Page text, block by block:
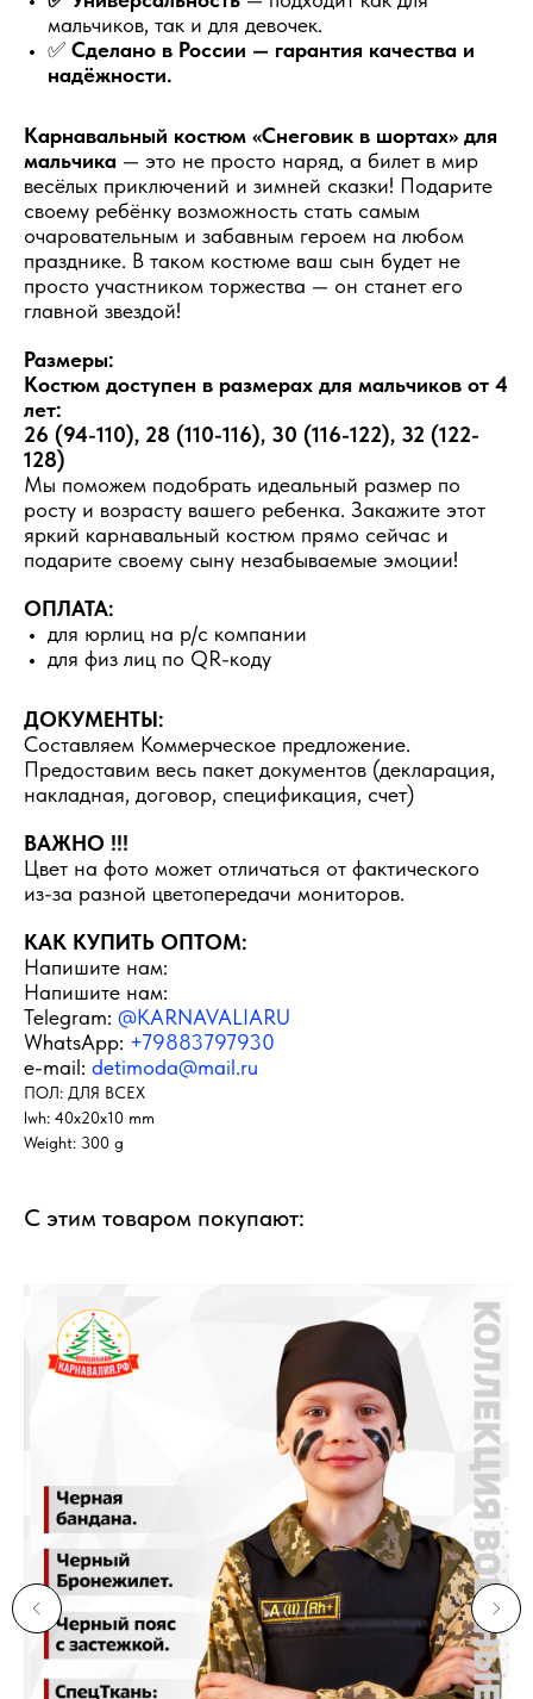
мальчиков, так и для девочек.
✅ Сделано в России — гарантия качества и
надёжности.
Карнавальный костюм «Снеговик в шортах» для
мальчика — это не просто наряд, а билет в мир
весёлых приключений и зимней сказки! Подарите
своему ребёнку возможность стать самым
очаровательным и забавным героем на любом
празднике. В таком костюме ваш сын будет не
просто участником торжества — он станет его
главной звездой!
Размеры:
Костюм доступен в размерах для мальчиков от 4
лет:
26 (94-110), 28 (110-116), 30 (116-122), 32 (122-
128)
Мы поможем подобрать идеальный размер по
росту и возрасту вашего ребенка. Закажите этот
яркий карнавальный костюм прямо сейчас и
подарите своему сыну незабываемые эмоции!
ОПЛАТА:
для юрлиц на р/с компании
для физ лиц по QR-коду
ДОКУМЕНТЫ:
Составляем Коммерческое предложение.
Предоставим весь пакет документов (декларация,
накладная, договор, спецификация, счет)
ВАЖНО !!!
Цвет на фото может отличаться от фактического
из-за разной цветопередачи мониторов.
КАК КУПИТЬ ОПТОМ:
Напишите нам:
Напишите нам:
Telegram: @KARNAVALIARU
WhatsApp: +79883797930
e-mail: detimoda@mail.ru
ПОЛ: ДЛЯ ВСЕХ
lwh: 40x20x10 mm
Weight: 300 g
С этим товаром покупают: